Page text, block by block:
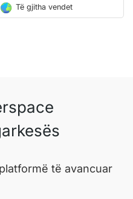
Të gjitha vendet
të avancuar